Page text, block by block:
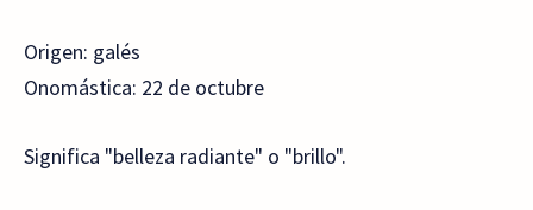
Origen: galés
Onomástica: 22 de octubre
Significa "belleza radiante" o "brillo".